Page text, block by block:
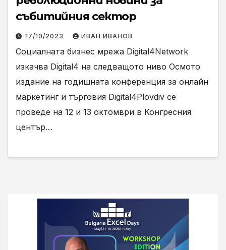
събитийния сектор
17/10/2023 ИВАН ИВАНОВ
Cоциалната бизнес мрежа Digital4Network
изкачва Digital4 на следващото ниво Осмото
издание на годишната конференция за онлайн
маркетинг и търговия Digital4Plovdiv се
проведе на 12 и 13 октомври в Конгресния
център…